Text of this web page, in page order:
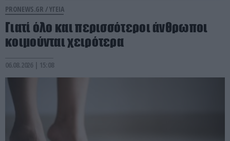
PRONEWS.GR /ΥΓΕΙΑ
Γιατί όλο και περισσότεροι άνθρωποι
κοιμούνται χειρότερα
06.08.2026 | 15:08